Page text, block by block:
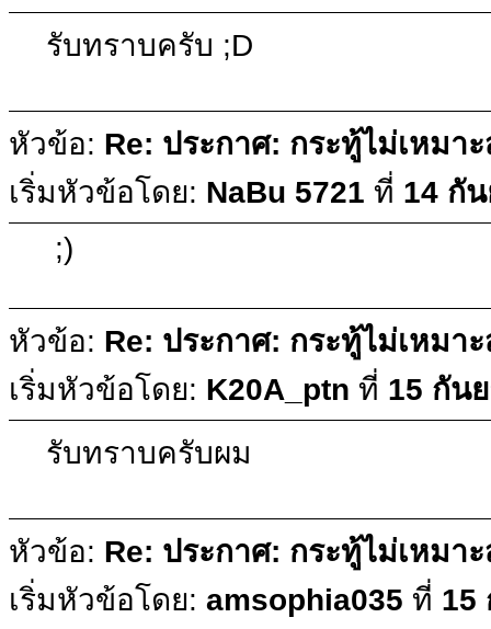
รับทราบครับ ;D
หัวข้อ: Re: ประกาศ: กระทู้ไม่เหมา
เริ่มหัวข้อโดย: NaBu 5721 ที่ 14 กั
;)
หัวข้อ: Re: ประกาศ: กระทู้ไม่เหมา
เริ่มหัวข้อโดย: K20A_ptn ที่ 15 กัน
รับทราบครับผม
หัวข้อ: Re: ประกาศ: กระทู้ไม่เหมา
เริ่มหัวข้อโดย: amsophia035 ที่ 15